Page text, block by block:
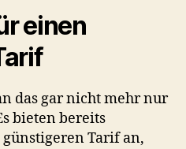
einen
das gar nicht mehr nur
bieten bereits
Tarif an,